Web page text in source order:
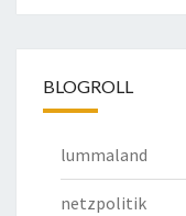
BLOGROLL
lummaland
netzpolitik